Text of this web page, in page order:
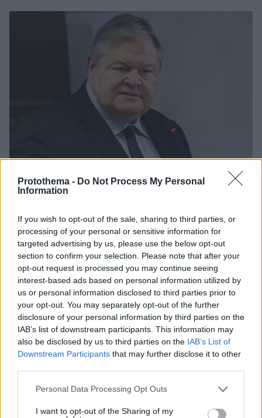
Protothema - Do Not Process My Personal
Information
If you wish to opt-out of the sale, sharing to third parties, or
processing of your personal or sensitive information for
targeted advertising by us, please use the below opt-out
section to confirm your selection. Please note that after your
opt-out request is processed you may continue seeing
interest-based ads based on personal information utilized by
us or personal information disclosed to third parties prior to
your opt-out. You may separately opt-out of the further
disclosure of your personal information by third parties on the
IAB’s list of downstream participants. This information may
also be disclosed by us to third parties on the IAB’s List of
Downstream Participants that may further disclose it to other
Please note that this website/app uses one or more Google
not limited to your visit or usage behaviour. You may click to
Personal Data Processing Opt Outs
I want to opt-out of the Sharing of my
Γιατί το Μαξίμου «σήκωσε το γάντι» του Βενιζέλου: Η
αφορμή του Συντάγματος και η σύγκρουση με το
βλέμμα στις μετεκλογικές συνεργασίες
Αφορμή τα όσα καταλόγισε περί «συνταγματικού
λαϊκισμού» στην κυβέρνηση ο πρώην πρόεδρος του
ΠΑΣΟΚ
10.02.2026, 07:38 40